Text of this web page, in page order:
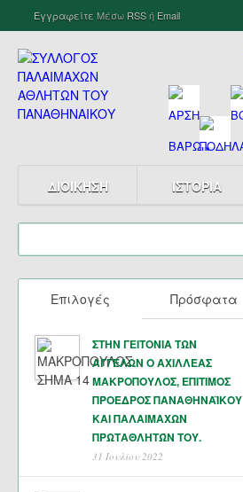
Εγγραφείτε Μέσω RSSή Email
ΔΙΟΙΚΗΣΗ ΙΣΤΟΡΙΑ
Επιλογές Πρόσφατα
ΣΤΗΝ ΓΕΙΤΟΝΙΑ ΤΩΝ
ΑΓΓΕΛΩΝ Ο ΑΧΙΛΛΕΑΣ
ΜΑΚΡΟΠΟΥΛΟΣ, ΕΠΙΤΙΜΟΣ
ΠΡΟΕΔΡΟΣ ΠΑΝΑΘΗΝΑΪΚΟΥ
ΚΑΙ ΠΑΛΑΙΜΑΧΩΝ
ΠΡΩΤΑΘΛΗΤΏΝ ΤΟΥ.
31 Ιουλίου 2022